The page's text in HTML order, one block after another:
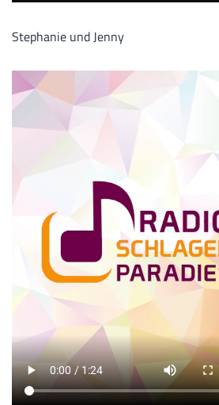
Stephanie und Jenny